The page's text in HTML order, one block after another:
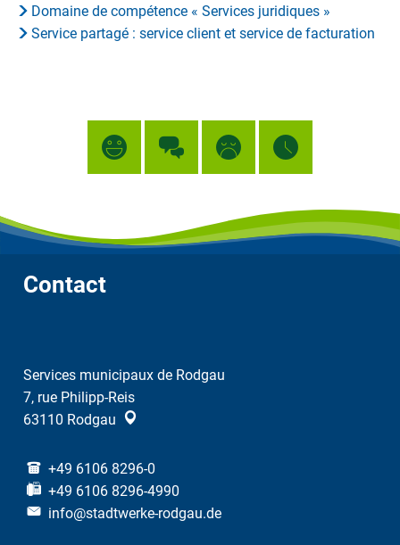
Domaine de compétence « Services juridiques »
Service partagé : service client et service de facturation
Contact
Services municipaux de Rodgau
7, rue Philipp-Reis
63110 Rodgau
+49 6106 8296-0
+49 6106 8296-4990
info@stadtwerke-rodgau.de